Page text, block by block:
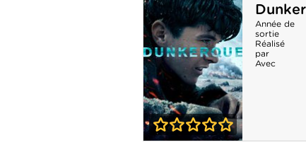
War - Saison 1
Année de
sortie
Réalisé
par
Avec